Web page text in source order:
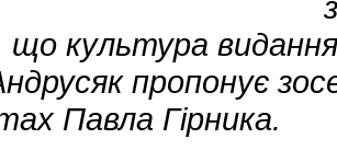
що культура
пропонує
Павла Гірника.